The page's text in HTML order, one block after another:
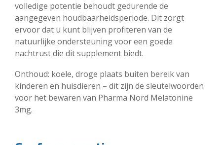
volledige potentie behoudt gedurende de
aangegeven houdbaarheidsperiode. Dit zorgt
ervoor dat u kunt blijven profiteren van de
natuurlijke ondersteuning voor een goede
nachtrust die dit supplement biedt.
Onthoud: koele, droge plaats buiten bereik van
kinderen en huisdieren – dit zijn de sleutelwoorden
voor het bewaren van Pharma Nord Melatonine
3mg.